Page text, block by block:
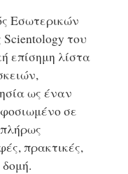
Εσωτερικών
του
επίσημη λίστα
ως έναν
σε
πρακτικές,